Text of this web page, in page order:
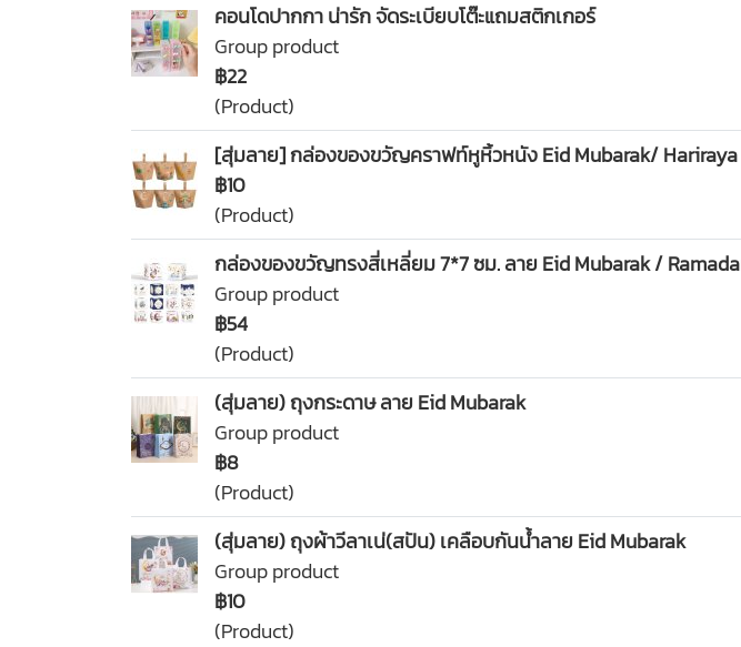
คอนโดปากกา น่ารัก จัดระเบียบโต๊ะแถมสติกเกอร์
Group product
฿22
(Product)
[สุ่มลาย] กล่องของขวัญคราฟท์หูหิ้วหนัง Eid Mubarak/ Hariraya
฿10
(Product)
กล่องของขวัญทรงสี่เหลี่ยม 7*7 ซม. ลาย Eid Mubarak /
Group product
฿54
(Product)
(สุ่มลาย) ถุงกระดาษ ลาย Eid Mubarak
Group product
฿8
(Product)
(สุ่มลาย) ถุงผ้าวีลาเน่(สปัน) เคลือบกันน้ำลาย Eid Mubarak
Group product
฿10
(Product)